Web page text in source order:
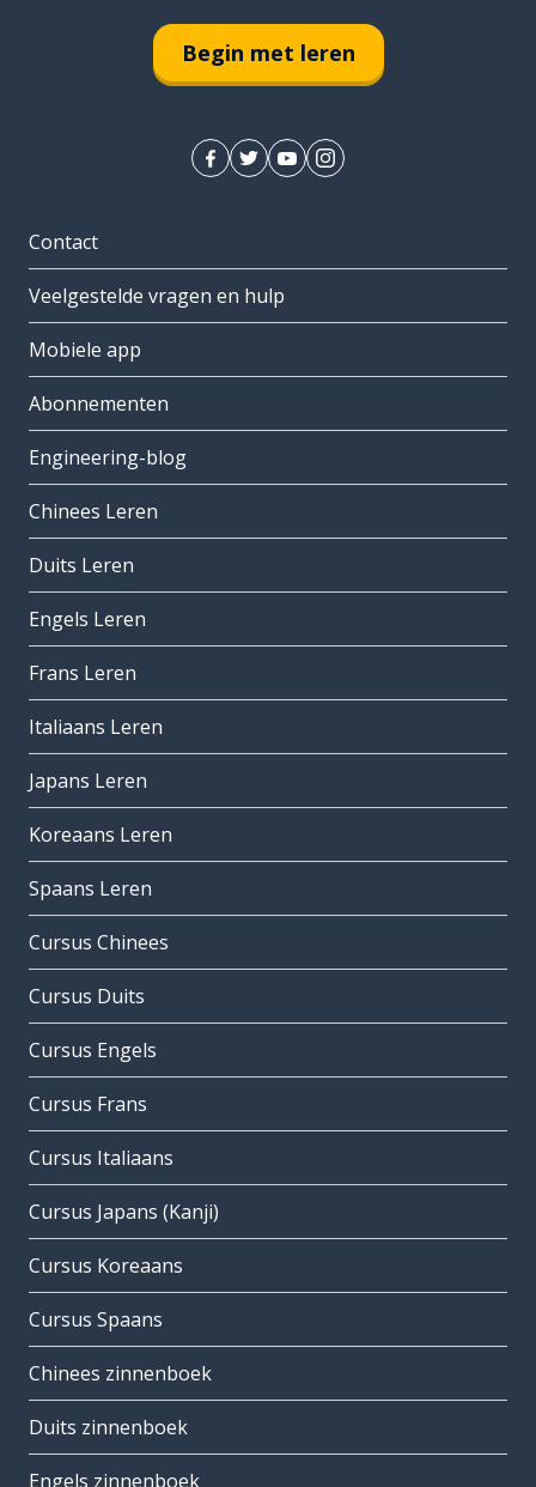
Begin met leren
Contact
Veelgestelde vragen en hulp
Mobiele app
Abonnementen
Engineering-blog
Chinees Leren
Duits Leren
Engels Leren
Frans Leren
Italiaans Leren
Japans Leren
Koreaans Leren
Spaans Leren
Cursus Chinees
Cursus Duits
Cursus Engels
Cursus Frans
Cursus Italiaans
Cursus Japans (Kanji)
Cursus Koreaans
Cursus Spaans
Chinees zinnenboek
Duits zinnenboek
Engels zinnenboek